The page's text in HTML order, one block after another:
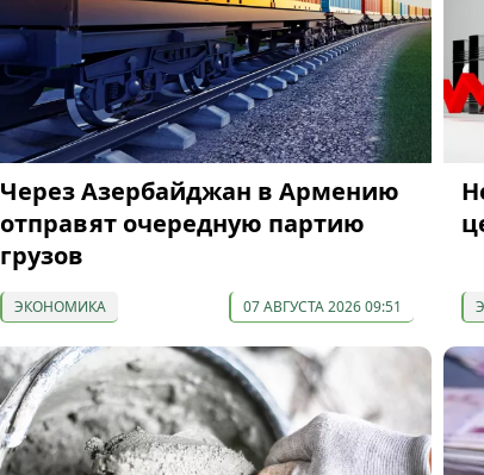
Через Азербайджан в Армению
отправят очередную партию
грузов
ЭКОНОМИКА 07 АВГУСТА 2026 09:51